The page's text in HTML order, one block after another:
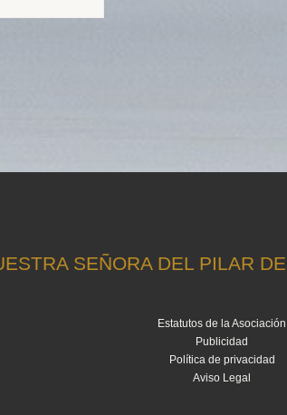
SEÑORA DEL PILAR
Estatutos de la Asociación
Publicidad
Política de privacidad
Aviso Legal